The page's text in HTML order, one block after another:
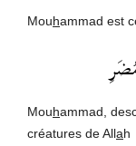
Mouhammad est
Mouhammad,
créatures de Allah